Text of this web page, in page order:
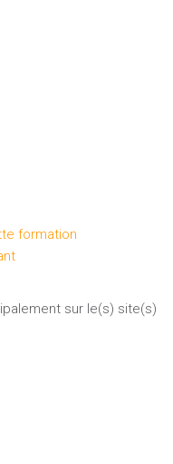
formation
sur le(s) site(s)